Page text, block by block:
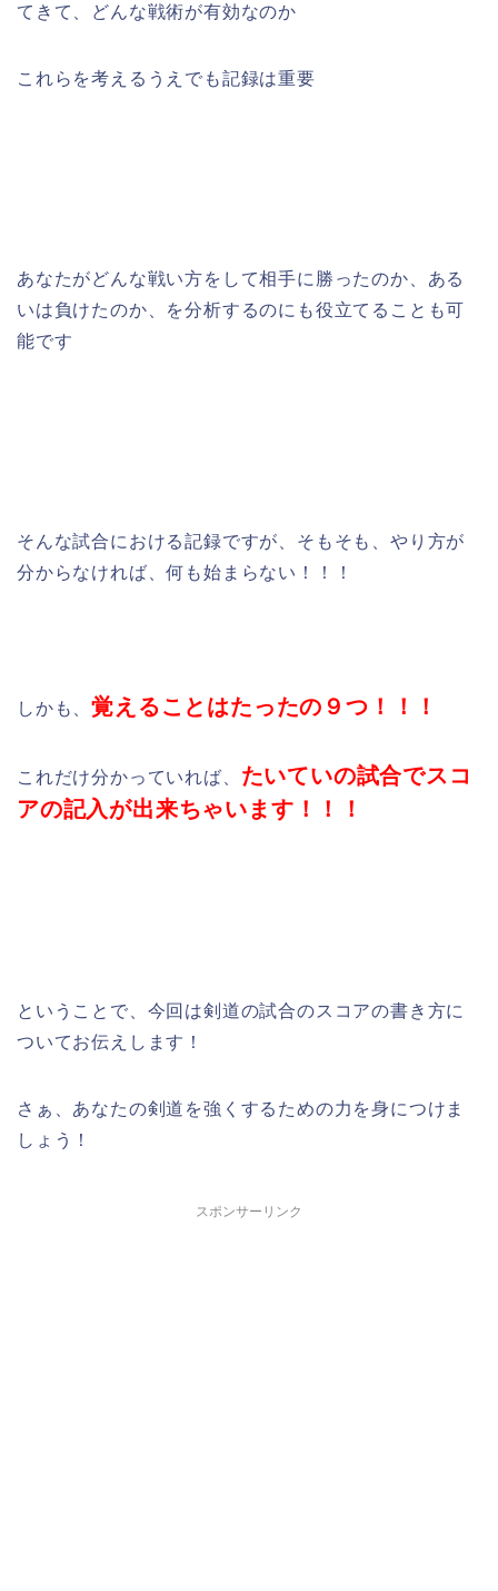
てきて、どんな戦術が有効なのか
これらを考えるうえでも記録は重要
あなたがどんな戦い方をして相手に勝ったのか、ある
いは負けたのか、を分析するのにも役立てることも可
能です
そんな試合における記録ですが、そもそも、やり方が
分からなければ、何も始まらない！！！
しかも、覚えることはたったの９つ！！！
これだけ分かっていれば、 たいていの試合でスコ
アの記入が出来ちゃいます！！！
ということで、今回は剣道の試合のスコアの書き方に
ついてお伝えします！
さぁ、あなたの剣道を強くするための力を身につけま
しょう！
スポンサーリンク